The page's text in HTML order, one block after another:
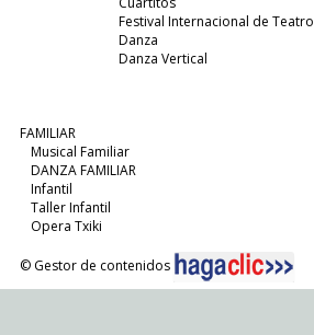
Festival Internacional de Teatro
Danza
Danza Vertical
FAMILIAR
Musical Familiar
DANZA FAMILIAR
Infantil
Taller Infantil
Opera Txiki
© Gestor de contenidos